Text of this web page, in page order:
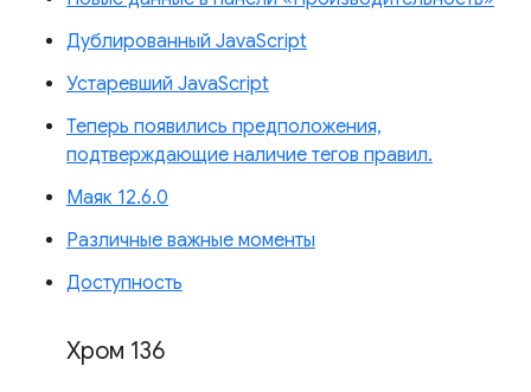
Дублированный JavaScript
Устаревший JavaScript
Теперь появились предположения,
подтверждающие наличие тегов правил.
Маяк 12.6.0
Различные важные моменты
Доступность
Хром 136